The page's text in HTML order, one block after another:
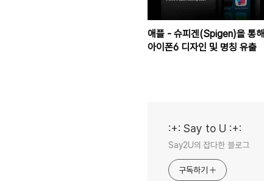
애플 - 슈피겐(Spigen)을 통해
아이폰6 디자인 및 명칭 유출
:+: Say to U :+:
Say2U의 잡다한 블로그
구독하기